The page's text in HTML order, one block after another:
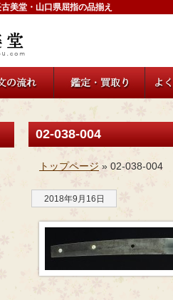
美堂・山口県屈指の品揃え
02-038-004
トップページ » 02-038-004
2018年9月16日